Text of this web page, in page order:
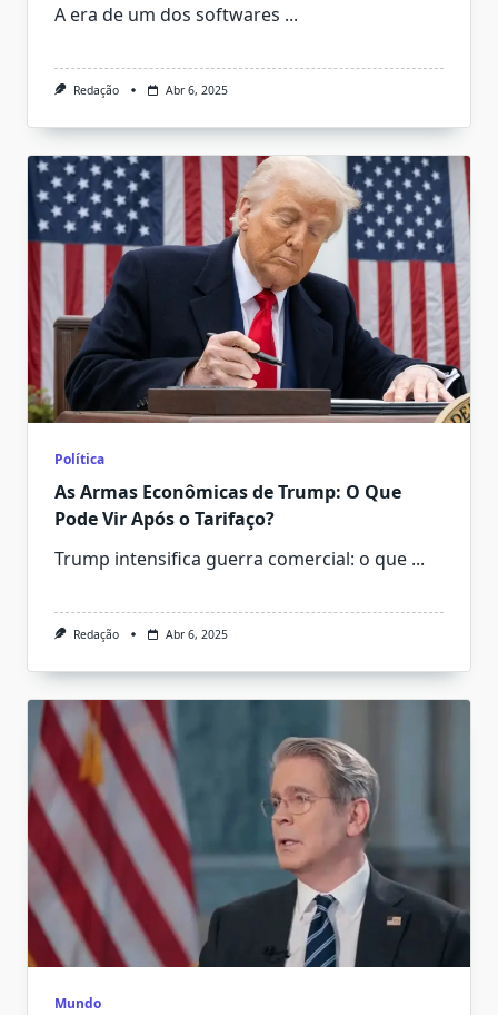
A era de um dos softwares ...
Redação Abr 6, 2025
Política
As Armas Econômicas de Trump: O Que
Pode Vir Após o Tarifaço?
Trump intensifica guerra comercial: o que ...
Redação Abr 6, 2025
Mundo